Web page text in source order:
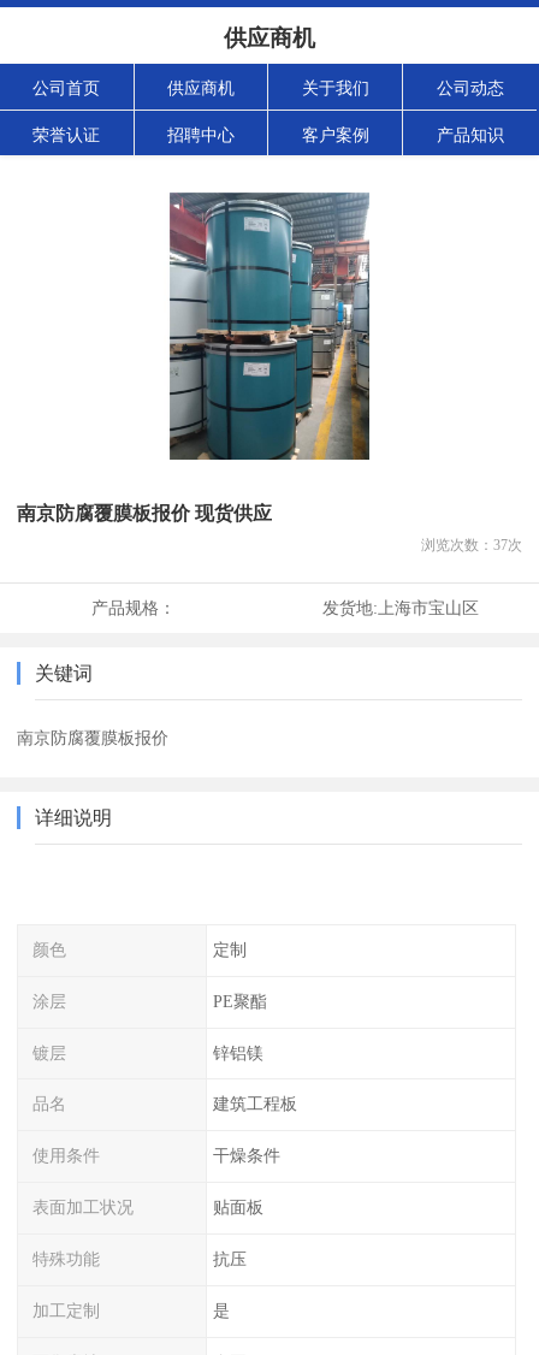
供应商机
公司首页 供应商机 关于我们 公司动态
荣誉认证 招聘中心 客户案例 产品知识
南京防腐覆膜板报价 现货供应
浏览次数： 37次
产品规格： 发货地: 上海市宝山区
关键词
南京防腐覆膜板报价
详细说明
颜色 定制
涂层 PE聚酯
镀层 锌铝镁
品名 建筑工程板
使用条件 干燥条件
表面加工状况 贴面板
特殊功能 抗压
加工定制 是